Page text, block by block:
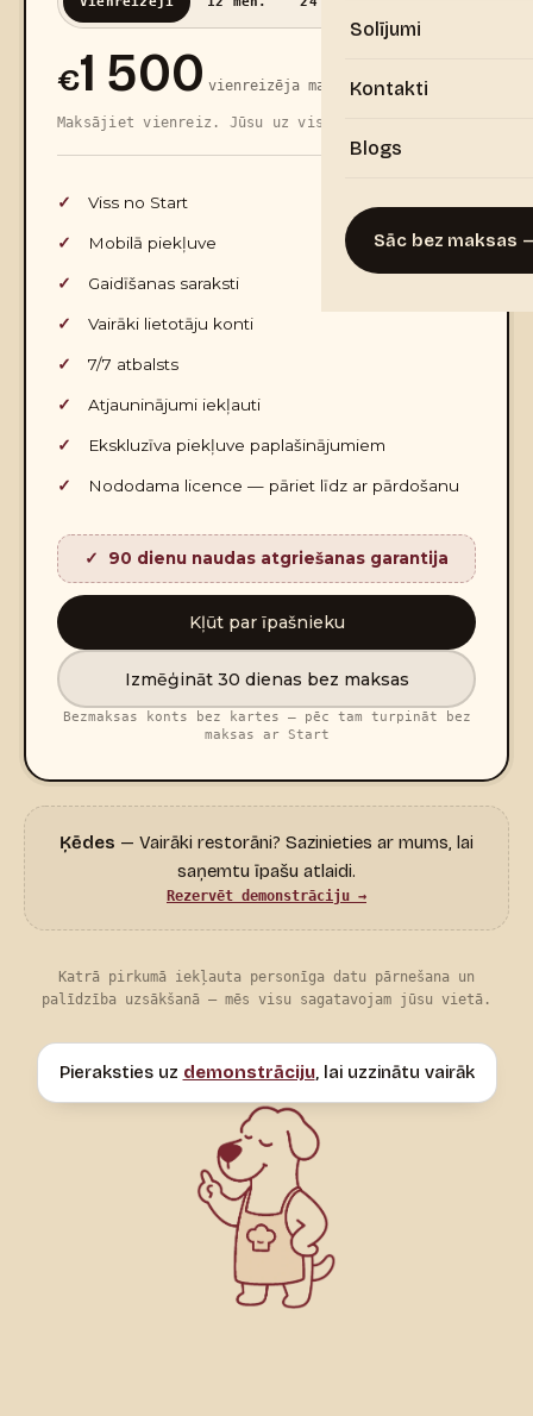
Solījumi
Kontakti
Blogs
Sāc bez maksas
€1 500 vienreizēja maksa
Maksājiet vienreiz. Jūsu uz visiem laikiem.
Viss no Start
Mobilā piekļuve
Gaidīšanas saraksti
Vairāki lietotāju konti
7/7 atbalsts
Atjauninājumi iekļauti
Ekskluzīva piekļuve paplašinājumiem
Nododama licence — pāriet līdz ar pārdošanu
90 dienu naudas atgriešanas garantija
Kļūt par īpašnieku
Izmēģināt 30 dienas bez maksas
Bezmaksas konts bez kartes — pēc tam turpināt bez
maksas ar Start
Ķēdes — Vairāki restorāni? Sazinieties ar mums, lai
saņemtu īpašu atlaidi.
Rezervēt demonstrāciju →
Katrā pirkumā iekļauta personīga datu pārnešana un
palīdzība uzsākšanā — mēs visu sagatavojam jūsu vietā.
Pieraksties uz demonstrāciju, lai uzzinātu vairāk